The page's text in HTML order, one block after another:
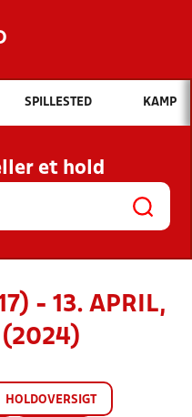
Hvad vil du søge efter?
OG NYHEDER
KLUBBER OG
SPILLESTED KAMP
et hold
- 13. APRIL,
(2024)
HOLDOVERSIGT